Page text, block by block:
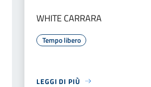
WHITE CARRARA
Tempo libero
LEGGI DI PIÙ